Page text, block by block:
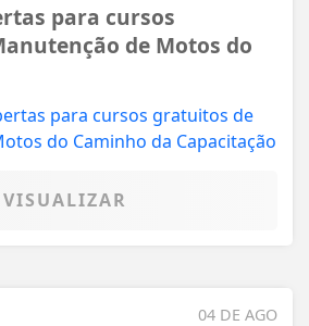
para cursos
de Motos do
VISUALIZAR
04 DE AGO